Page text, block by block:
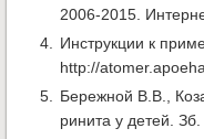
2006-2015.
Инструкции к
http://
Бережной В.В.,
ринита у детей.